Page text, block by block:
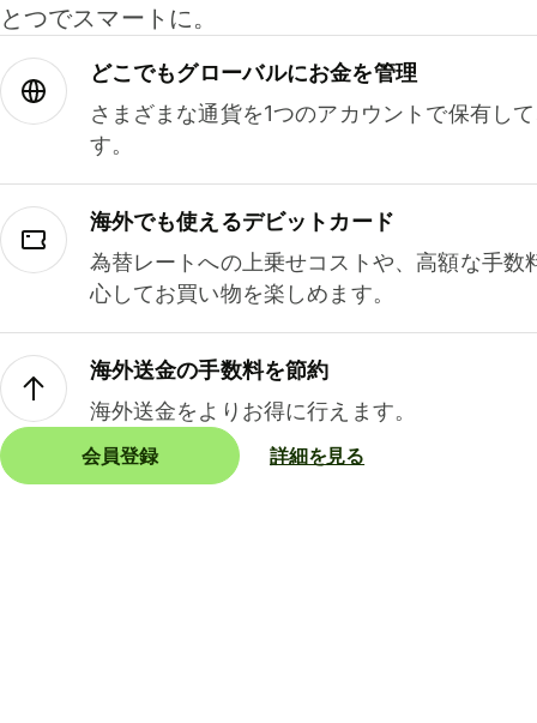
とつでスマートに。
どこでもグ⁠ロ⁠ー⁠バ⁠ルにお金を管理
さまざまな通貨を1つのアカウントで保有し
す。
海外でも使えるデビットカード
為替レートへの上乗せコストや、高額な手数
心してお買い物を楽しめます。
海外送金の手数料を節約
海外送金をよりお得に行えます。
会員登録 詳細を見る